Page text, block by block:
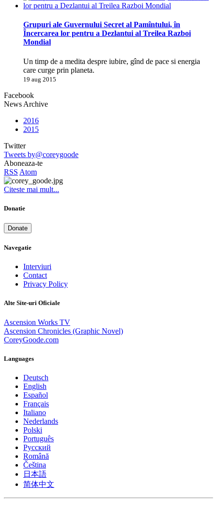
Grupuri ale Guvernului Secret al Pamîntului, în
Încercarea lor pentru a Dezlantui al Treilea Razboi
Mondial
Un timp de a medita despre iubire, gînd de pace si energia
care curge prin planeta.
19 aug 2015
Facebook
News Archive
2016
2015
Twitter
Tweets by@coreygoode
Aboneaza-te
RSS Atom
Citeste mai mult...
Donatie
Donate
Navegatie
Interviuri
Contact
Privacy Policy
Alte Site-uri Oficiale
Ascension Works TV
Ascension Chronicles (Graphic Novel)
CoreyGoode.com
Languages
Deutsch
English
Español
Français
Italiano
Nederlands
Polski
Português
Pусский
Română
Čeština
日本語
简体中文